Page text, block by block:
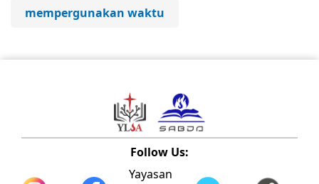
mempergunakan waktu
Follow Us:
Yayasan